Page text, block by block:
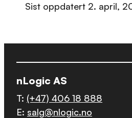
Sist oppdatert 2. april,
nLogic AS
T: (+47) 406 18 888
E: salg@nlogic.no